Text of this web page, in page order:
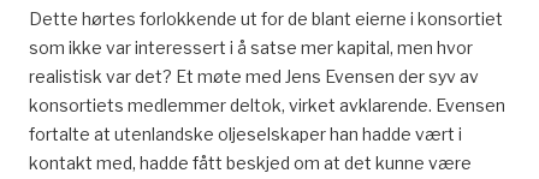
Dette hørtes forlokkende ut for de blant eierne i konsortiet
som ikke var interessert i å satse mer kapital, men hvor
realistisk var det? Et møte med Jens Evensen der syv av
konsortiets medlemmer deltok, virket avklarende. Evensen
fortalte at utenlandske oljeselskaper han hadde vært i
kontakt med, hadde fått beskjed om at det kunne være